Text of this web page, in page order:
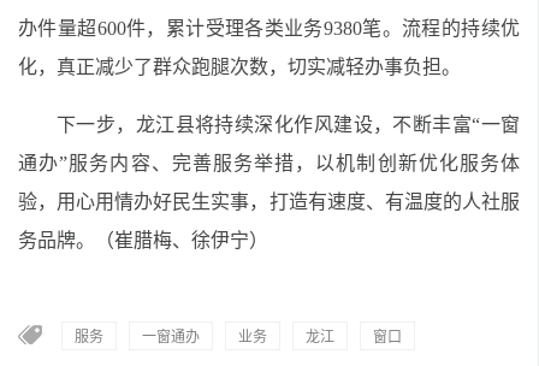
办件量超600件，累计受理各类业务9380笔。流程的持续优
化，真正减少了群众跑腿次数，切实减轻办事负担。
下一步，龙江县将持续深化作风建设，不断丰富“一窗
通办”服务内容、完善服务举措，以机制创新优化服务体
验，用心用情办好民生实事，打造有速度、有温度的人社服
务品牌。（崔腊梅、徐伊宁）
服务 一窗通办 业务 龙江 窗口